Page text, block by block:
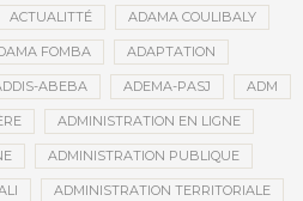
ACTUALITTÉ ADAMA COULIBALY
FOMBA ADAPTATION
ABEBA ADEMA-PASJ ADM
ADMINISTRATION EN LIGNE
ADMINISTRATION PUBLIQUE
ADMINISTRATION TERRITORIALE